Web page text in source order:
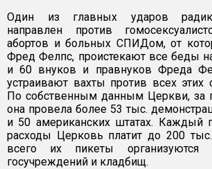
Один из главных ударов
направлен против
абортов и больных СПИДом, от
Фред Фелпс, проистекают все беды
и 60 внуков и правнуков Фреда
устраивают вахты против всех этих
По собственным данным Церкви,
она провела более 53 тыс.
и 50 американских штатах. Каждый
расходы Церковь платит до 200
всего их пикеты организуются
госучреждений и кладбищ.